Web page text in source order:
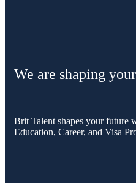
We are shaping
Brit Talent shapes your future
Education, Career, and Visa